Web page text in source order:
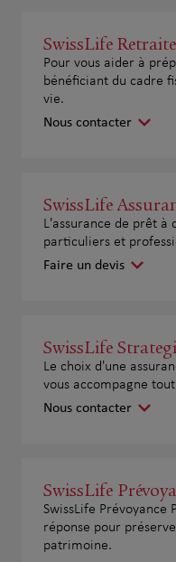
SwissLife Retraite
Pour vous aider à
bénéficiant du cadre
vie.
Nous contacter
SwissLife
L'assurance de prêt à
particuliers et
Faire un devis
SwissLife
Le choix d'une
vous accompagne
Nous contacter
SwissLife
SwissLife
réponse pour
patrimoine.